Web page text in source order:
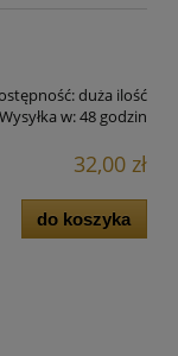
duża ilość
Wysyłka w:48 godzin
32,00 zł
do koszyka